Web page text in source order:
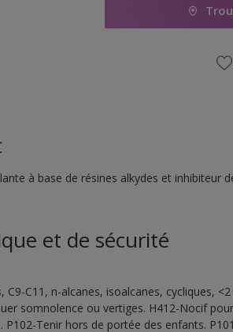
à base de résines alkydes et inhibiteur
et de sécurité
C11, n-alcanes, isoalcanes, cycliques,
somnolence ou vertiges. H412-Nocif
Tenir hors de portée des enfants.